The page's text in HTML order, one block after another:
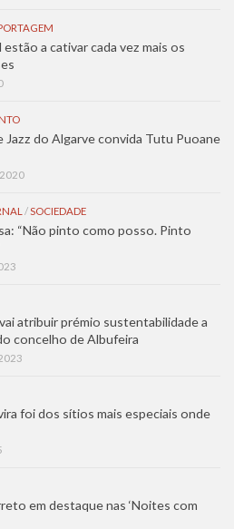
estão a cativar cada vez mais os
Jazz do Algarve convida Tutu Puoane
2020
/SOCIEDADE
“Não pinto como posso. Pinto
atribuir prémio sustentabilidade a
concelho de Albufeira
foi dos sítios mais especiais onde
em destaque nas ‘Noites com